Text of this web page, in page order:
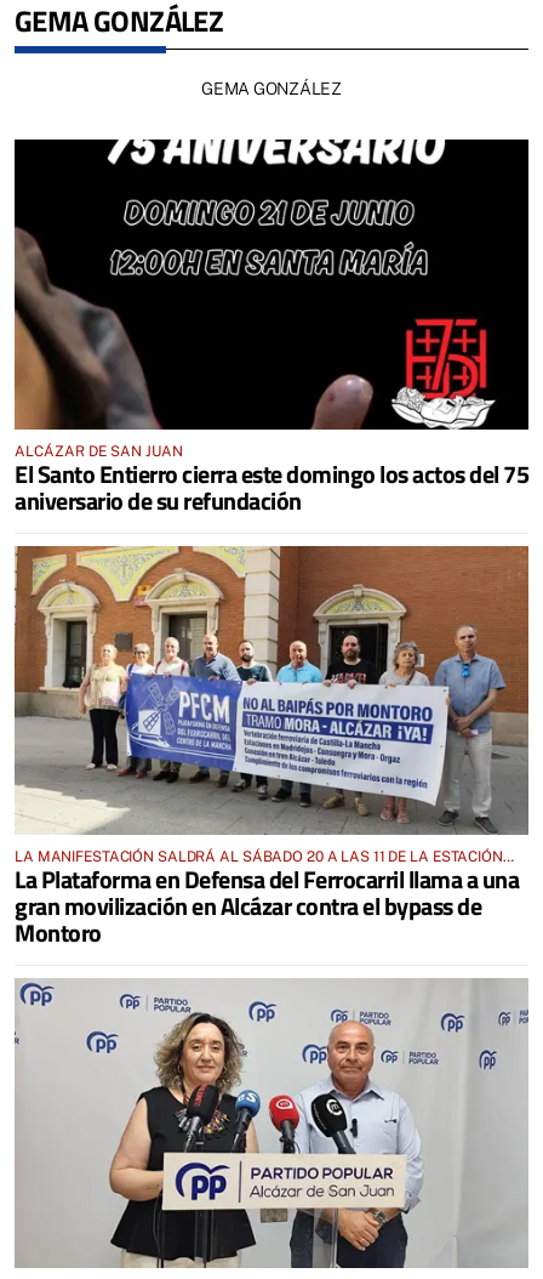
GEMA GONZÁLEZ
GEMA GONZÁLEZ
ALCÁZAR DE SAN JUAN
El Santo Entierro cierra este domingo los actos del 75
aniversario de su refundación
LA MANIFESTACIÓN SALDRÁ AL SÁBADO 20 A LAS 11 DE LA ESTACIÓN
DEL TREN DE ALCÁZAR
La Plataforma en Defensa del Ferrocarril llama a una
gran movilización en Alcázar contra el bypass de
Montoro